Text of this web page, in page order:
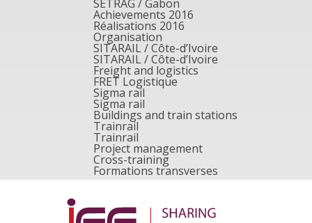
SETRAG / Gabon
Achievements 2016
Réalisations 2016
Organisation
SITARAIL / Côte-d’Ivoire
SITARAIL / Côte-d’Ivoire
Freight and logistics
FRET Logistique
Sigma rail
Sigma rail
Buildings and train stations
Trainrail
Trainrail
Project management
Cross-training
Formations transverses